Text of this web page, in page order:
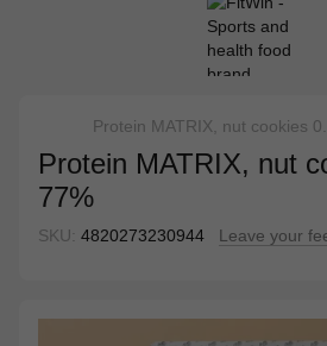
Protein MATRIX, nut cookies
Protein MATRIX, nut
77%
SKU: 4820273230944 Leave your